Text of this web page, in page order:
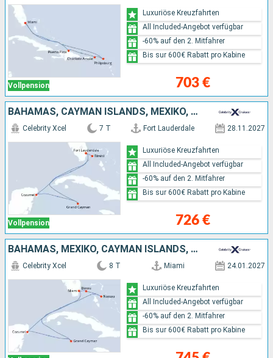
Vollpension 703 €
Luxuriöse Kreuzfahrten
All Included-Angebot verfügbar
-60% auf den 2. Mitfahrer
Bis sur 600€ Rabatt pro Kabine
BAHAMAS, CAYMAN ISLANDS, MEXIKO, VEREINIGTE STAATEN VON AMERIKA
Vollpension
Celebrity Xcel 7 T Fort Lauderdale 28.11.2027
726 €
Luxuriöse Kreuzfahrten
All Included-Angebot verfügbar
-60% auf den 2. Mitfahrer
Bis sur 600€ Rabatt pro Kabine
BAHAMAS, MEXIKO, CAYMAN ISLANDS, VEREINIGTE STAATEN VON AMERIKA
Celebrity Xcel 8 T Miami 24.01.2027
Luxuriöse Kreuzfahrten
All Included-Angebot verfügbar
-60% auf den 2. Mitfahrer
Bis sur 600€ Rabatt pro Kabine